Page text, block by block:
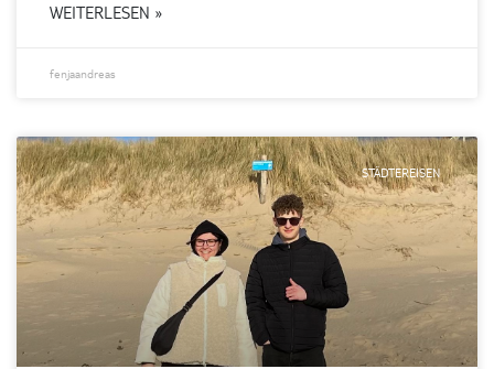
WEITERLESEN »
fenjaandreas
STÄDTEREISEN